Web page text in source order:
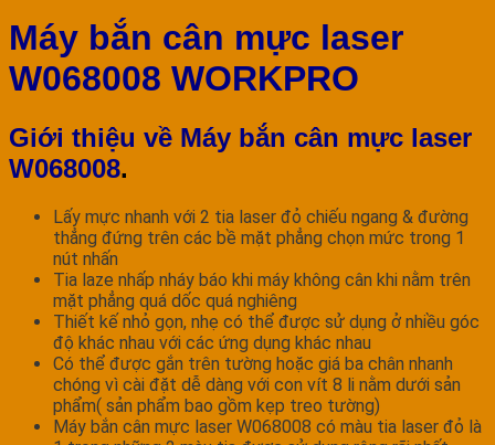
Máy bắn cân mực laser
W068008 WORKPRO
Giới thiệu về Máy bắn cân mực laser
W068008.
Lấy mực nhanh với 2 tia laser đỏ chiếu ngang & đường
thẳng đứng trên các bề mặt phẳng chọn mức trong 1
nút nhấn
Tia laze nhấp nháy báo khi máy không cân khi nằm trên
mặt phẳng quá dốc quá nghiêng
Thiết kế nhỏ gọn, nhẹ có thể được sử dụng ở nhiều góc
độ khác nhau với các ứng dụng khác nhau
Có thể được gắn trên tường hoặc giá ba chân nhanh
chóng vì cài đặt dễ dàng với con vít 8 li nằm dưới sản
phẩm( sản phẩm bao gồm kẹp treo tường)
Máy bắn cân mực laser W068008 có màu tia laser đỏ là